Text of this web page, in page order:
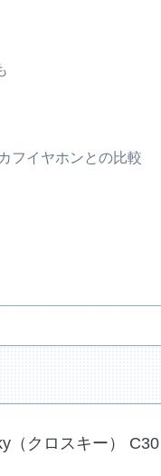
フイヤホンとの比較
（クロスキー） C30